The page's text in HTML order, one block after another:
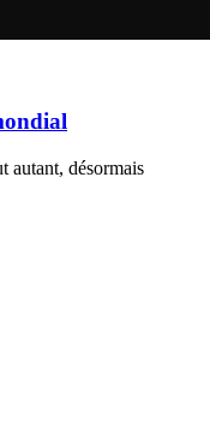
autant, désormais